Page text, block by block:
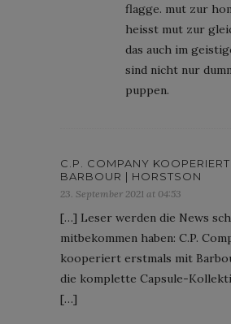
flagge. mut zur
heisst mut zur
das auch im
sind nicht nur
puppen.
C.P. COMPANY
BARBOUR | HORSTSON
23. September 2021 at 04:53
[…] Leser werden die News
mitbekommen haben: C.P.
kooperiert erstmals mit
die komplette Capsule-
[…]